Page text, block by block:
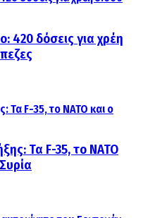
420 δόσεις για χρέη
Τα F-35, το ΝΑΤΟ